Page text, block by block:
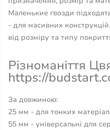
Маленькие гвозди
- для масивних
від розміру та типу
Різноманіття
https://
За довжиною:
25 мм - для тонких
55 мм - універсальні для